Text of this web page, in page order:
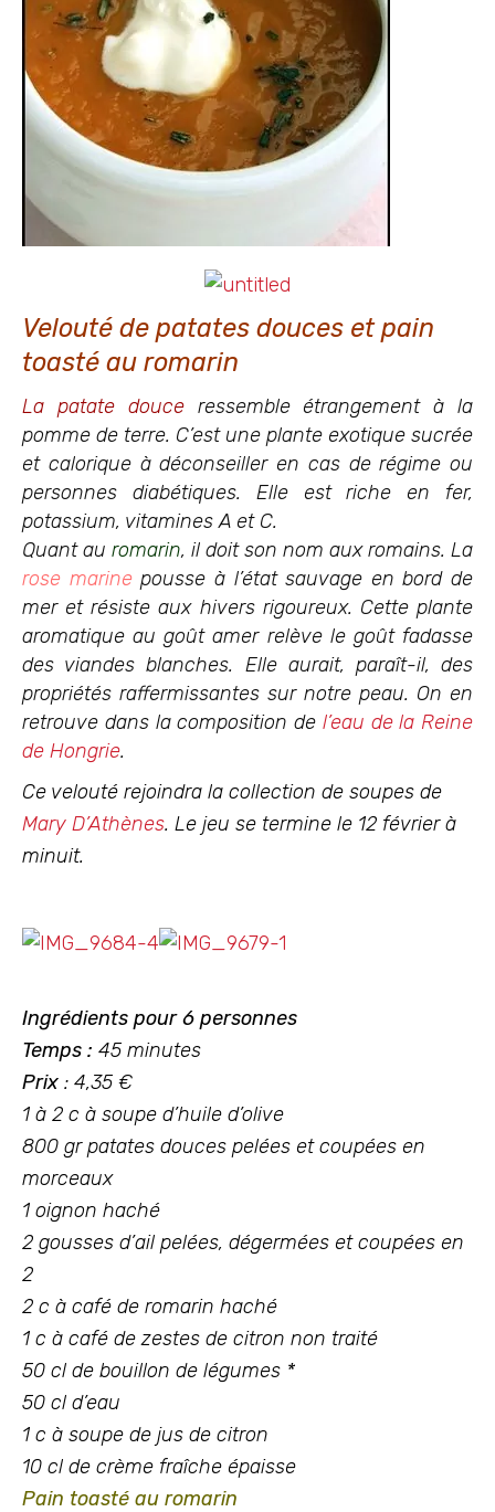
Velouté de patates douces et pain
toasté au romarin
La patate douceressemble étrangement à la
pomme de terre. C’est une plante exotique sucrée
et calorique à déconseiller en cas de régime ou
personnes diabétiques. Elle est riche en fer,
potassium, vitamines A et C.
Quant au romarin, il doit son nom aux romains. La
rose marinepousse à l’état sauvage en bord de
mer et résiste aux hivers rigoureux. Cette plante
aromatique au goût amer relève le goût fadasse
des viandes blanches. Elle aurait, paraît-il, des
propriétés raffermissantes sur notre peau. On en
retrouve dans la composition de l’eau de la Reine
de Hongrie.
Ce velouté rejoindra la collection de soupes de
Mary D’Athènes. Le jeu se termine le 12 février à
minuit.
Ingrédients pour 6 personnes
Temps : 45 minutes
Prix : 4,35 €
1 à 2 c à soupe d’huile d’olive
800 gr patates douces pelées et coupées en
morceaux
1 oignon haché
2 gousses d’ail pelées, dégermées et coupées en
2
2 c à café de romarin haché
1 c à café de zestes de citron non traité
50 cl de bouillon de légumes *
50 cl d’eau
1 c à soupe de jus de citron
10 cl de crème fraîche épaisse
Pain toasté au romarin